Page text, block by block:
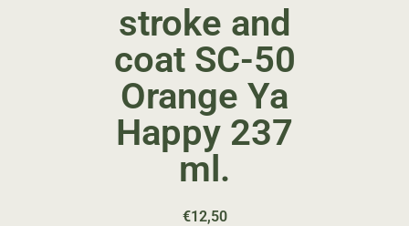
stroke and
coat SC-50
Orange Ya
Happy 237
ml.
€12,50